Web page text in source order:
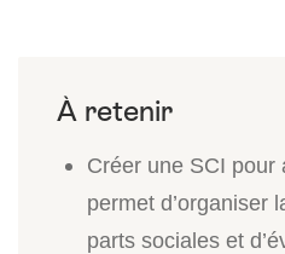
Créer une SCI pour
permet d’organiser
parts sociales et